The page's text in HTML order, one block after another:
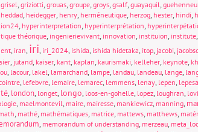
grisel, griziotti, grouas, groupe, groys, gsalf, guayaquil,
heddad, heidegger, henry, herméneutique, herzog, hester, hindi,
, hyperinterpretation, hyperinterprétation,
théorique, ingenierievivant, innovation, instituion, institute,
, iran, iri, iri_2024, ishida, ishida hidetaka, itop, jacobi,
, jutand, kaiser, kant, kaplan, kaurismaki, kelleher, keynote,
, lacour, lakel, lamarchand, lampe, landau, landeau, lange,
, lefebvre, lemaire, lemarec, lemmens, lenay, lepen,
, london, longet, longo, loos-en-gohelle, lopez, loughran,
, maelmontevil, maire, mairesse, mankiewicz, manning,
, mathé, mathématiques, matrice, mattews, matthews,
, memorandum of understanding, merzeau,